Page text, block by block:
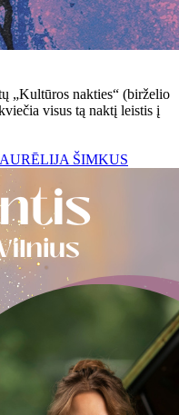
„Kultūros nakties“ (birželio
visus tą naktį leistis į
ŠIMKUS